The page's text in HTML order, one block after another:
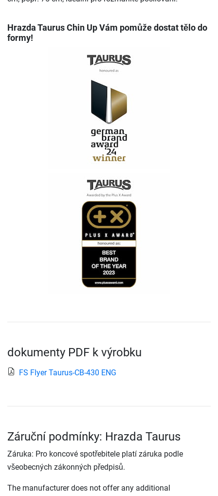
Hrazda Taurus Chin Up Vám pomůže dostat tělo do
formy!
dokumenty PDF k výrobku
FS Flyer Taurus-CB-430 ENG
Záruční podmínky: Hrazda Taurus
Záruka: Pro koncové spotřebitele platí záruka podle
všeobecných zákonných předpisů.
The manufacturer does not offer any additional